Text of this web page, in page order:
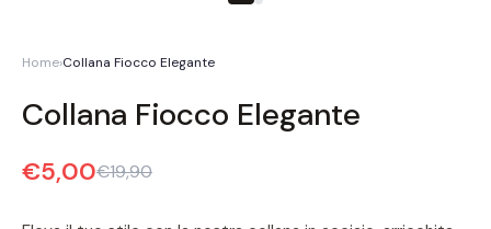
Home›Collana Fiocco Elegante
Collana Fiocco Elegante
€5,00€19,90